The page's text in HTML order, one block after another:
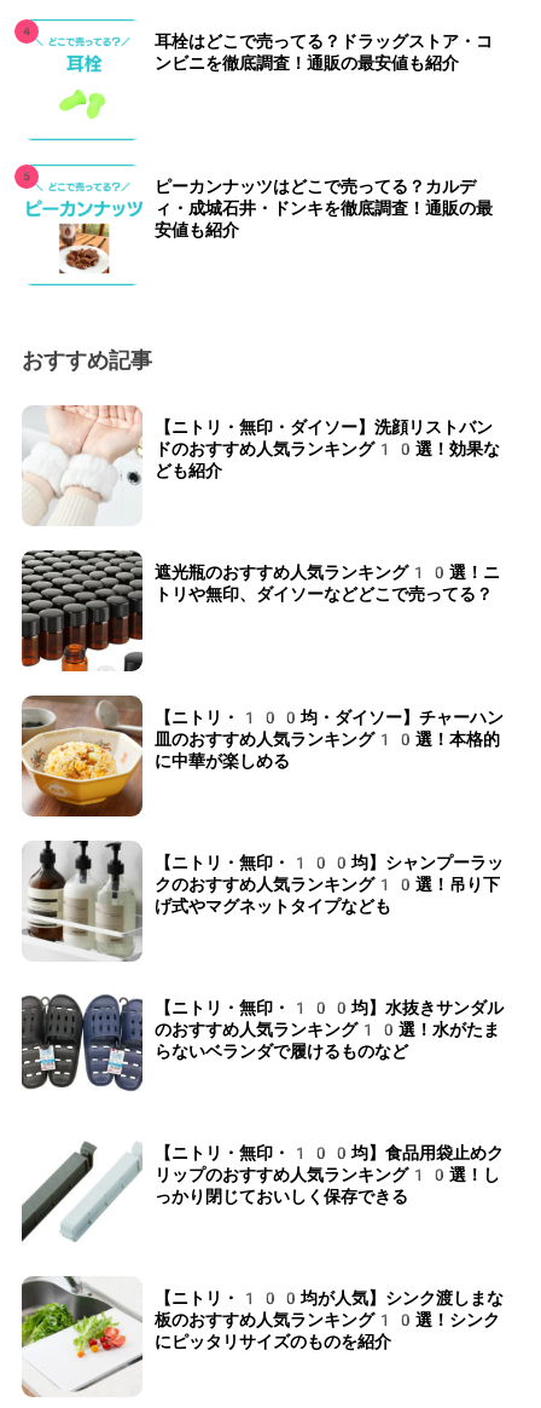
耳栓はどこで売ってる？ドラッグストア・コ
ンビニを徹底調査！通販の最安値も紹介
ピーカンナッツはどこで売ってる？カルデ
ィ・成城石井・ドンキを徹底調査！通販の最
安値も紹介
おすすめ記事
【ニトリ・無印・ダイソー】洗顔リストバン
ドのおすすめ人気ランキング10選！効果な
ども紹介
遮光瓶のおすすめ人気ランキング10選！ニ
トリや無印、ダイソーなどどこで売ってる？
【ニトリ・100均・ダイソー】チャーハン
皿のおすすめ人気ランキング10選！本格的
に中華が楽しめる
【ニトリ・無印・100均】シャンプーラッ
クのおすすめ人気ランキング10選！吊り下
げ式やマグネットタイプなども
【ニトリ・無印・100均】水抜きサンダル
のおすすめ人気ランキング10選！水がたま
らないベランダで履けるものなど
【ニトリ・無印・100均】食品用袋止めク
リップのおすすめ人気ランキング10選！し
っかり閉じておいしく保存できる
【ニトリ・100均が人気】シンク渡しまな
板のおすすめ人気ランキング10選！シンク
にピッタリサイズのものを紹介